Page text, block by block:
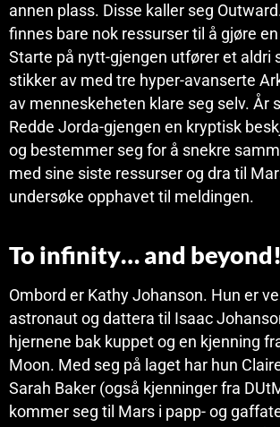
annen plass. Disse kaller seg
finnes bare nok ressurser til å gjøre
Starte på nytt-gjengen utfører et aldri
stikker av med tre hyper-avanserte
av menneskeheten klare seg selv. År
Redde Jorda-gjengen en kryptisk
og bestemmer seg for å snekre
med sine siste ressurser og dra til
undersøke opphavet til meldingen.
To infinity… and beyond!
Ombord er Kathy Johanson. Hun er
astronaut og dattera til Isaac
hjernene bak kuppet og en kjenning
Moon. Med seg på laget har hun
Sarah Baker (også kjenninger fra
kommer seg til Mars i papp- og